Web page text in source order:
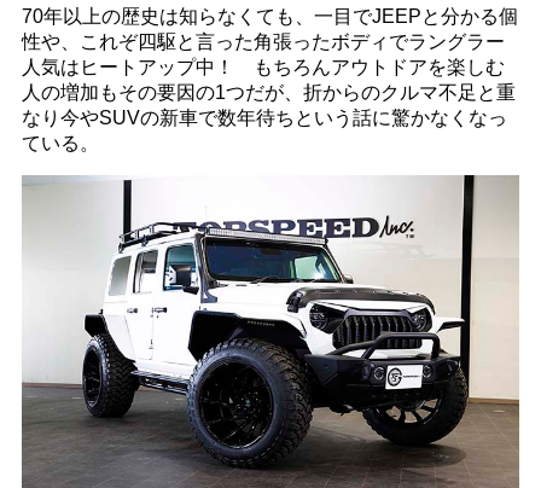
70年以上の歴史は知らなくても、一目でJEEPと分かる個
性や、これぞ四駆と言った角張ったボディでラングラー
人気はヒートアップ中！ もちろんアウトドアを楽しむ
人の増加もその要因の1つだが、折からのクルマ不足と重
なり今やSUVの新車で数年待ちという話に驚かなくなっ
ている。